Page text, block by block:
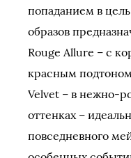
попаданием в
образов
Rouge Allure – с
красным
Velvet – в нежно-
оттенках –
повседневного